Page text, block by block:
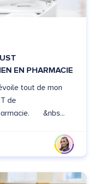
EN PHARMACIE
tout de mon
de
&nbs...